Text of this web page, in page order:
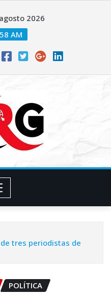
2026
AM
tres periodistas de
POLÍTICA